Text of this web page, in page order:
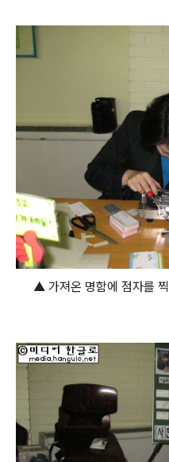
▲ 가져온 명함에 점자를